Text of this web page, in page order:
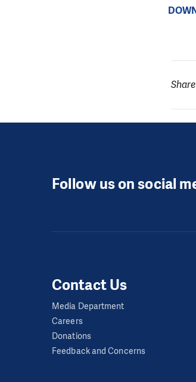
Share
Follow us on social
Contact Us
Media Department
Careers
Donations
Feedback and Concerns